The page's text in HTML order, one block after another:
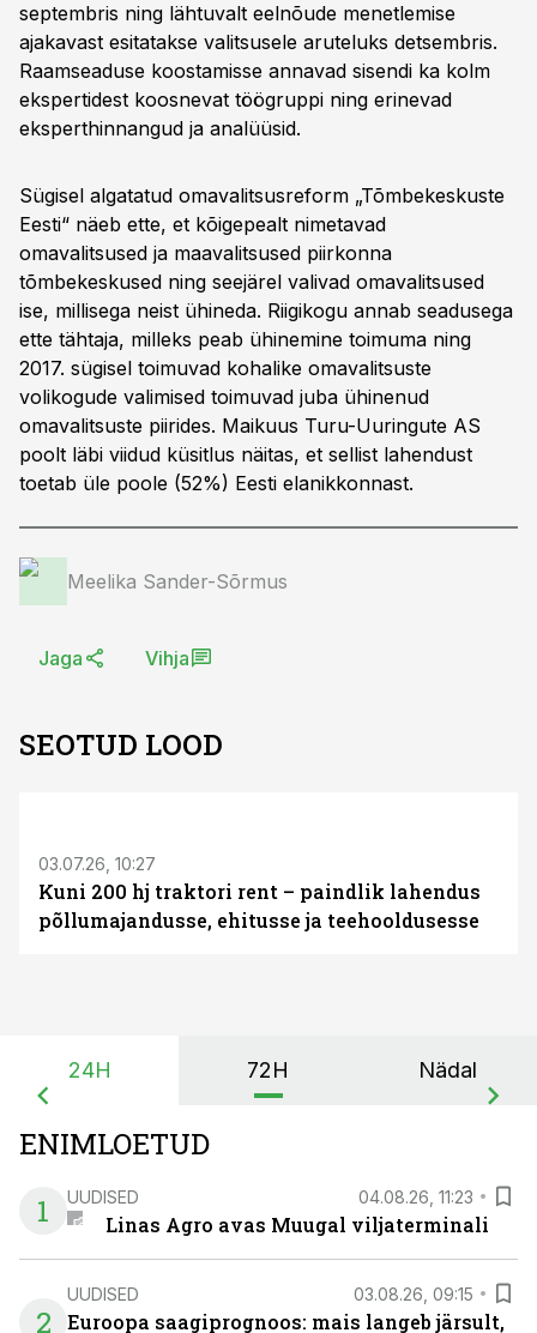
septembris ning lähtuvalt eelnõude menetlemise
ajakavast esitatakse valitsusele aruteluks detsembris.
Raamseaduse koostamisse annavad sisendi ka kolm
ekspertidest koosnevat töögruppi ning erinevad
eksperthinnangud ja analüüsid.
Sügisel algatatud omavalitsusreform „Tõmbekeskuste
Eesti“ näeb ette, et kõigepealt nimetavad
omavalitsused ja maavalitsused piirkonna
tõmbekeskused ning seejärel valivad omavalitsused
ise, millisega neist ühineda. Riigikogu annab seadusega
ette tähtaja, milleks peab ühinemine toimuma ning
2017. sügisel toimuvad kohalike omavalitsuste
volikogude valimised toimuvad juba ühinenud
omavalitsuste piirides. Maikuus Turu-Uuringute AS
poolt läbi viidud küsitlus näitas, et sellist lahendust
toetab üle poole (52%) Eesti elanikkonnast.
Meelika Sander-Sõrmus
Jaga Vihja
SEOTUD LOOD
03.07.26, 10:27
Kuni 200 hj traktori rent – paindlik lahendus
põllumajandusse, ehitusse ja teehooldusesse
24H 72H Nädal
ENIMLOETUD
1
UUDISED 04.08.26, 11:23
Linas Agro avas Muugal viljaterminali
2
UUDISED 03.08.26, 09:15
Euroopa saagiprognoos: mais langeb järsult,